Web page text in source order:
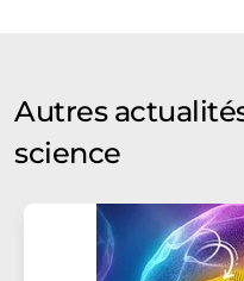
Autres
science